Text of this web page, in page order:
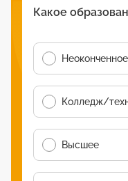
Какое
Колледж/
Высшее